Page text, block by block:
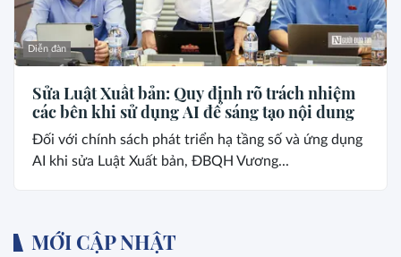
Diễn đàn
Sửa Luật Xuất bản: Quy định rõ trách nhiệm
các bên khi sử dụng AI để sáng tạo nội dung
Đối với chính sách phát triển hạ tầng số và ứng dụng
AI khi sửa Luật Xuất bản, ĐBQH Vương...
MỚI CẬP NHẬT